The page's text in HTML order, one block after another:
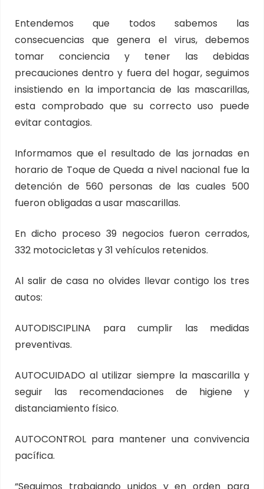
Entendemos que todos sabemos las
consecuencias que genera el virus, debemos
tomar conciencia y tener las debidas
precauciones dentro y fuera del hogar, seguimos
insistiendo en la importancia de las mascarillas,
esta comprobado que su correcto uso puede
evitar contagios.
Informamos que el resultado de las jornadas en
horario de Toque de Queda a nivel nacional fue la
detención de 560 personas de las cuales 500
fueron obligadas a usar mascarillas.
En dicho proceso 39 negocios fueron cerrados,
332 motocicletas y 31 vehículos retenidos.
Al salir de casa no olvides llevar contigo los tres
autos:
AUTODISCIPLINA para cumplir las medidas
preventivas.
AUTOCUIDADO al utilizar siempre la mascarilla y
seguir las recomendaciones de higiene y
distanciamiento físico.
AUTOCONTROL para mantener una convivencia
pacífica.